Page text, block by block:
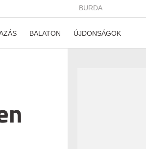
BURDA
BALATON ÚJDONSÁGOK